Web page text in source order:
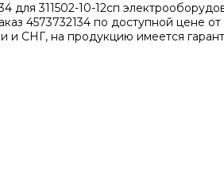
для 311502-10-12сп
4573732134 по доступной цене от
СНГ, на продукцию имеется